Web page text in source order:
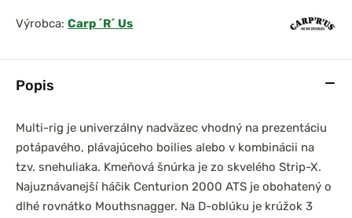
Popis
Multi-rig je univerzálny nadväzec vhodný na prezentáciu
potápavého, plávajúceho boilies alebo v kombinácii na
tzv. snehuliaka. Kmeňová šnúrka je zo skvelého Strip-X.
Najuznávanejší háčik Centurion 2000 ATS je obohatený o
dlhé rovnátko Mouthsnagger. Na D-oblúku je krúžok 3
Výrobca: Carp ´R´ Us